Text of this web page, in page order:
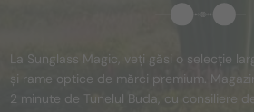
La Sunglass Magic, veți găsi o selecție
și rame optice de mărci premium.
2 minute de Tunelul Buda, cu consiliere